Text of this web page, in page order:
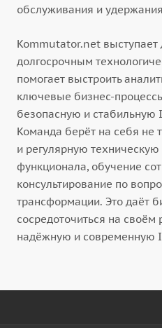
обслуживания и
Kommutator.net выступает
долгосрочным
помогает выстроить
ключевые бизнес-
безопасную и стабильную
Команда берёт на себя не
и регулярную
функционала, обучение
консультирование по
трансформации. Это даёт
сосредоточиться на своём
надёжную и современную